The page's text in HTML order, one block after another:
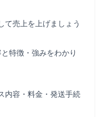
て売上を上げましょう
特徴・強みをわかり
内容・料金・発送手続